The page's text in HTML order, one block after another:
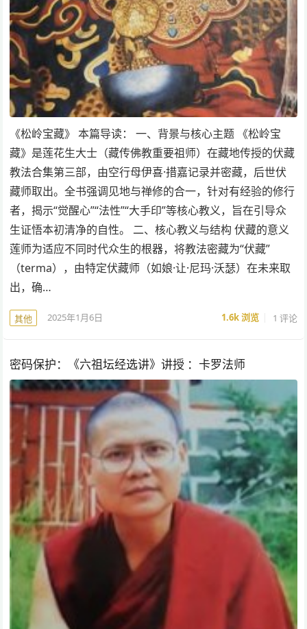
《松岭宝藏》 本篇导读： 一、背景与核心主题 《松岭宝
藏》是莲花生大士（藏传佛教重要祖师）在藏地传授的伏藏
教法合集第三部，由空行母伊喜·措嘉记录并密藏，后世伏
藏师取出。全书强调见地与禅修的合一，针对有经验的修行
者，揭示“觉醒心”“法性”“大手印”等核心教义，旨在引导众
生证悟本初清净的自性。 二、核心教义与结构 伏藏的意义
莲师为适应不同时代众生的根器，将教法密藏为“伏藏”
（terma），由特定伏藏师（如娘·让·尼玛·沃瑟）在未来取
出，确…
其他 2025年1月6日 1.6k浏览 1 评论
密码保护：《六祖坛经选讲》讲授 ：卡罗法师